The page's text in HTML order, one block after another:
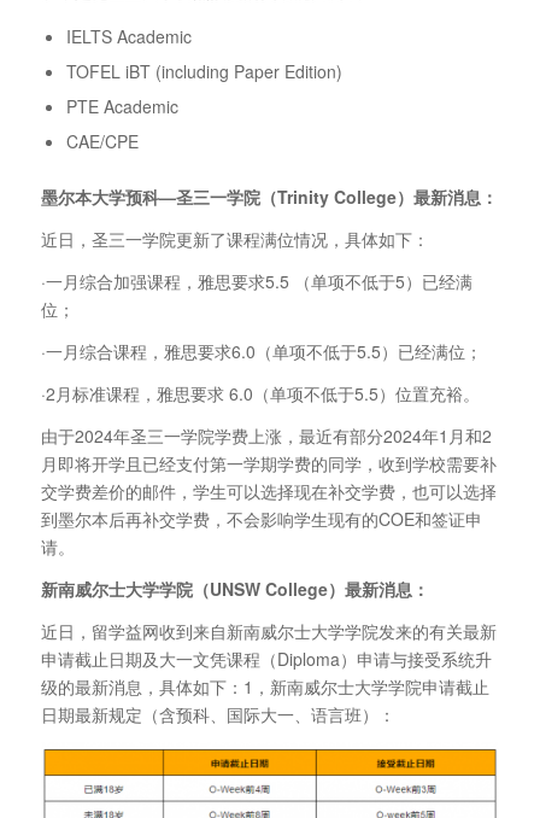
IELTS Academic
TOFEL iBT (including Paper Edition)
PTE Academic
CAE/CPE
墨尔本大学预科—圣三一学院（Trinity College）最新消息：
近日，圣三一学院更新了课程满位情况，具体如下：
·一月综合加强课程，雅思要求5.5 （单项不低于5）已经满
位；
·一月综合课程，雅思要求6.0（单项不低于5.5）已经满位；
·2月标准课程，雅思要求 6.0（单项不低于5.5）位置充裕。
由于2024年圣三一学院学费上涨，最近有部分2024年1月和2
月即将开学且已经支付第一学期学费的同学，收到学校需要补
交学费差价的邮件，学生可以选择现在补交学费，也可以选择
到墨尔本后再补交学费，不会影响学生现有的COE和签证申
请。
新南威尔士大学学院（UNSW College）最新消息：
近日，留学益网收到来自新南威尔士大学学院发来的有关最新
申请截止日期及大一文凭课程（Diploma）申请与接受系统升
级的最新消息，具体如下：1，新南威尔士大学学院申请截止
日期最新规定（含预科、国际大一、语言班）：